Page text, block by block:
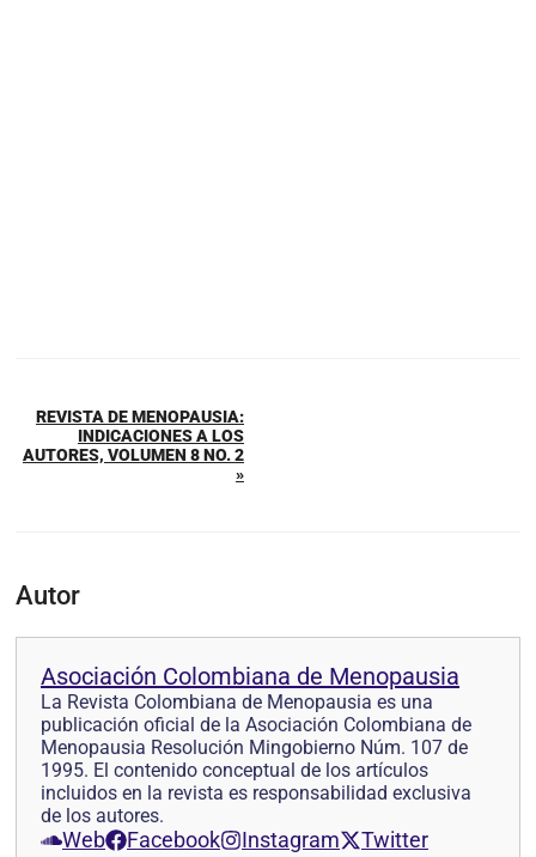
REVISTA DE MENOPAUSIA:
INDICACIONES A LOS
AUTORES, VOLUMEN 8 NO. 2
»
Autor
Asociación Colombiana de Menopausia
La Revista Colombiana de Menopausia es una
publicación oficial de la Asociación Colombiana de
Menopausia Resolución Mingobierno Núm. 107 de
1995. El contenido conceptual de los artículos
incluidos en la revista es responsabilidad exclusiva
de los autores.
Web Facebook Instagram Twitter